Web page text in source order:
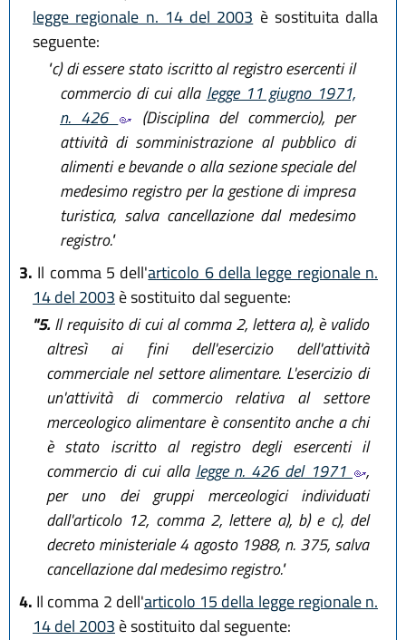
legge regionale n. 14 del 2003 è sostituita dalla
seguente:
"c)di essere stato iscritto al registro esercenti il
commercio di cui alla legge 11 giugno 1971,
n. 426
(Disciplina del commercio), per
attività di somministrazione al pubblico di
alimenti e bevande o alla sezione speciale del
medesimo registro per la gestione di impresa
turistica, salva cancellazione dal medesimo
registro."
3. Il comma 5 dell'articolo 6 della legge regionale n.
14 del 2003 è sostituito dal seguente:
"5.Il requisito di cui al comma 2, lettera a), è valido
altresì ai fini dell'esercizio dell'attività
commerciale nel settore alimentare. L'esercizio di
un'attività di commercio relativa al settore
merceologico alimentare è consentito anche a chi
è stato iscritto al registro degli esercenti il
commercio di cui alla legge n. 426 del 1971
,
per uno dei gruppi merceologici individuati
dall'articolo 12, comma 2, lettere a), b) e c), del
decreto ministeriale 4 agosto 1988, n. 375, salva
cancellazione dal medesimo registro."
4. Il comma 2 dell'articolo 15 della legge regionale n.
14 del 2003 è sostituito dal seguente: